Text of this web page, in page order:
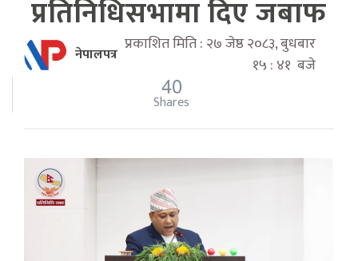
प्रतिनिधिसभामा दिए जबाफ
नेपालपत्र प्रकाशित मिति : २७ जेष्ठ २०८३, बुधबार
१५ : ४१ बजे
40
Shares